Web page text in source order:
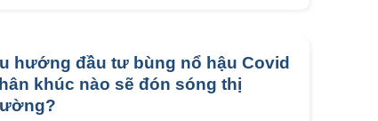
hướng đầu tư bùng nổ hậu Covid
khúc nào sẽ đón sóng thị